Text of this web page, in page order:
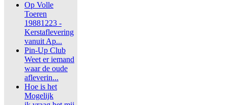
Op Volle
Toeren
19881223 -
Kerstaflevering
vanuit Ap...
Pin-Up Club
Weet er iemand
waar de oude
afleverin...
Hoe is het
Mogelijk